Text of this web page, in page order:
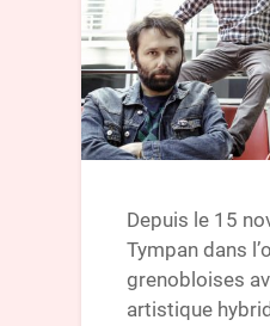
Depuis le 15
Tympan dans
grenobloises
artistique